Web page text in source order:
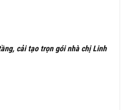
cải tạo trọn gói nhà chị Linh